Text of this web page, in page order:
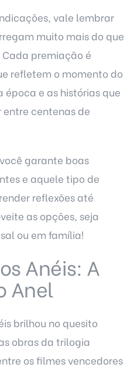
vale lembrar
muito mais do que
premiação é
refletem o momento do
e as histórias que
centenas de
garante boas
e aquele tipo de
reflexões até
as opções, seja
ou em família!
Anéis: A
Anel
brilhou no quesito
obras da trilogia
os filmes vencedores